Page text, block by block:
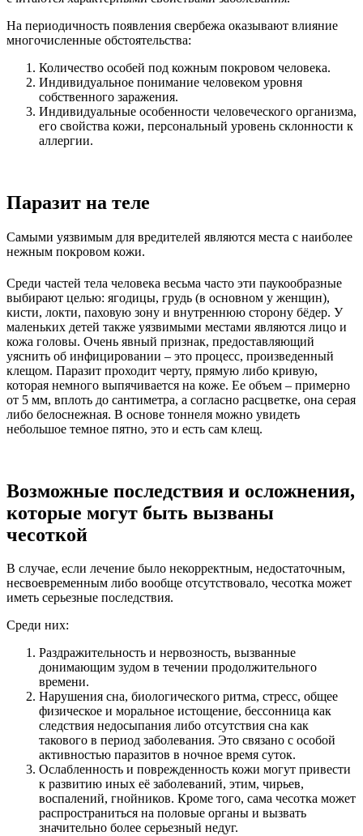
На периодичность появления свербежа оказывают влияние
многочисленные обстоятельства:
Количество особей под кожным покровом человека.
Индивидуальное понимание человеком уровня
собственного заражения.
Индивидуальные особенности человеческого организма,
его свойства кожи, персональный уровень склонности к
аллергии.
Паразит на теле
Самыми уязвимым для вредителей являются места с наиболее
нежным покровом кожи.
Среди частей тела человека весьма часто эти паукообразные
выбирают целью: ягодицы, грудь (в основном у женщин),
кисти, локти, паховую зону и внутреннюю сторону бёдер. У
маленьких детей также уязвимыми местами являются лицо и
кожа головы. Очень явный признак, предоставляющий
уяснить об инфицировании – это процесс, произведенный
клещом. Паразит проходит черту, прямую либо кривую,
которая немного выпячивается на коже. Ее объем – примерно
от 5 мм, вплоть до сантиметра, а согласно расцветке, она серая
либо белоснежная. В основе тоннеля можно увидеть
небольшое темное пятно, это и есть сам клещ.
Возможные последствия и осложнения,
которые могут быть вызваны
чесоткой
В случае, если лечение было некорректным, недостаточным,
несвоевременным либо вообще отсутствовало, чесотка может
иметь серьезные последствия.
Среди них:
Раздражительность и нервозность, вызванные
донимающим зудом в течении продолжительного
времени.
Нарушения сна, биологического ритма, стресс, общее
физическое и моральное истощение, бессонница как
следствия недосыпания либо отсутствия сна как
такового в период заболевания. Это связано с особой
активностью паразитов в ночное время суток.
Ослабленность и поврежденность кожи могут привести
к развитию иных её заболеваний, этим, чирьев,
воспалений, гнойников. Кроме того, сама чесотка может
распространиться на половые органы и вызвать
значительно более серьезный недуг.